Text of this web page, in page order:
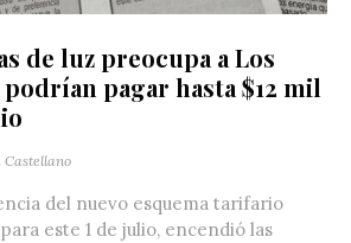
de luz preocupa a Los
pagar hasta $12 mil
del nuevo esquema tarifario
este 1 de julio, encendió las